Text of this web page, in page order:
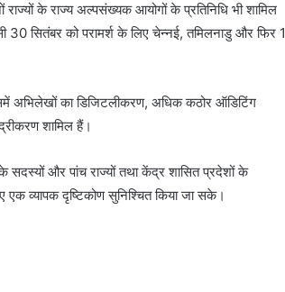
के राज्य अल्पसंख्यक आयोगों के प्रतिनिधि भी शामिल
30 सितंबर को परामर्श के लिए चेन्नई, तमिलनाडु और फिर 1
का डिजिटलीकरण, अधिक कठोर ऑडिटिंग
शामिल हैं।
के सदस्यों और पांच राज्यों तथा केंद्र शासित प्रदेशों के
व्यापक दृष्टिकोण सुनिश्चित किया जा सके।